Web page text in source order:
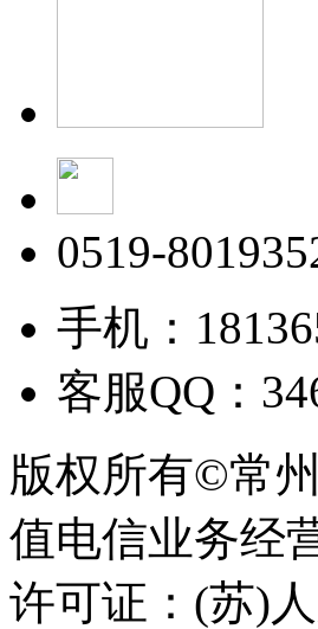
0519-
手机：
客服QQ：
版权所有©常
值电信业务经
许可证：(苏)